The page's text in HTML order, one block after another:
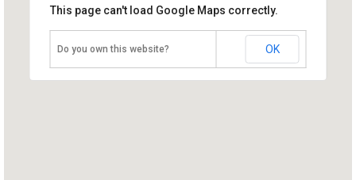
Швейцария, Женева
This page can't load Google Maps correctly.
Do you own this website? OK